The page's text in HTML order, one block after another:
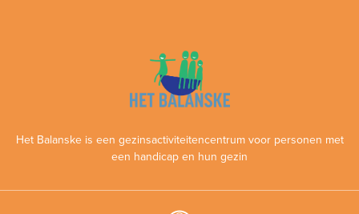
Het Balanske is een gezinsactiviteitencentrum voor personen met
een handicap en hun gezin